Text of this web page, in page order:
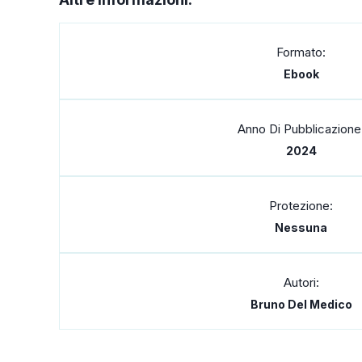
Formato:
Ebook
Anno Di
2024
Protezione:
Nessuna
Autori:
Bruno Del Medico